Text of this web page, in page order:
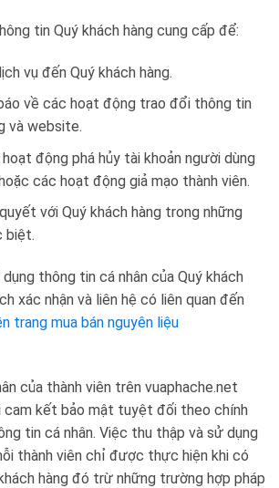
tin Quý khách hàng cung cấp để:
vụ đến Quý khách hàng.
về các hoạt động trao đổi thông tin
và website.
động phá hủy tài khoản người dùng
các hoạt động giả mạo thành viên.
với Quý khách hàng trong những
biệt.
thông tin cá nhân của Quý khách
xác nhận và liên hệ có liên quan đến
trang mua bán nguyên liệu
của thành viên trên vuaphache.net
kết bảo mật tuyệt đối theo chính
tin cá nhân. Việc thu thập và sử dụng
thành viên chỉ được thực hiện khi có
hàng đó trừ những trường hợp pháp